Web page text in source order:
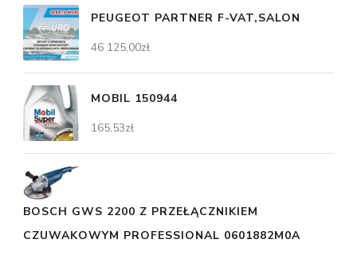
PEUGEOT PARTNER F-VAT,SALON
46 125,00zł
MOBIL 150944
165,53zł
BOSCH GWS 2200 Z PRZEŁĄCZNIKIEM
CZUWAKOWYM PROFESSIONAL 0601882M0A